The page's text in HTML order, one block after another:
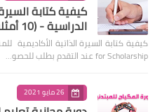
كيفية كتابة
الدراسية - (10 أمثلة)
for Scholarship عند التقدم بطلب للحصو…
26 مايو 2021